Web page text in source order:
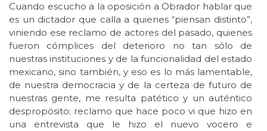
Cuando escucho a la oposición a Obrador hablar que
es un dictador que calla a quienes “piensan distinto”,
viniendo ese reclamo de actores del pasado, quienes
fueron cómplices del deterioro no tan sólo de
nuestras instituciones y de la funcionalidad del estado
mexicano, sino también, y eso es lo más lamentable,
de nuestra democracia y de la certeza de futuro de
nuestras gente, me resulta patético y un auténtico
despropósito; reclamo que hace poco vi que hizo en
una entrevista que le hizo el nuevo vocero e